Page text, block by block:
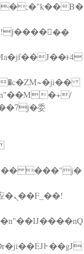
B�
委
���"j�